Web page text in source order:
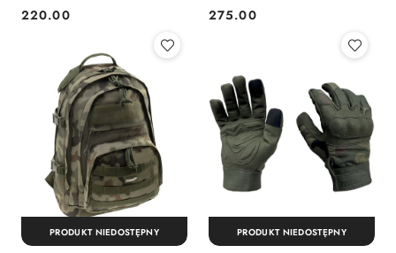
Cena:
220.00 Cena:
275.00
PRODUKT NIEDOSTĘPNY PRODUKT NIEDOSTĘPNY